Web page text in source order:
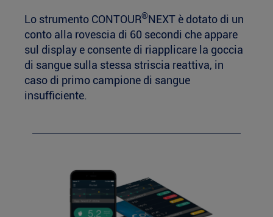
Lo strumento CONTOUR®NEXT è dotato di un
conto alla rovescia di 60 secondi che appare
sul display e consente di riapplicare la goccia
di sangue sulla stessa striscia reattiva, in
caso di primo campione di sangue
insufficiente.